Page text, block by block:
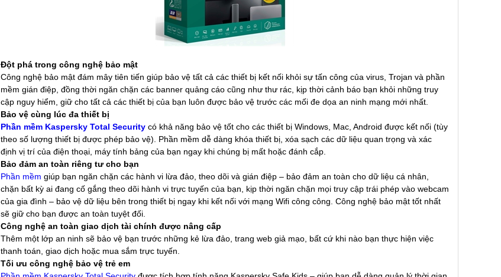
Đột phá trong công nghệ bảo mật
Công nghệ bảo mật đám mây tiên tiến giúp bảo vệ tất cả các thiết bị kết nối khỏi sự tấn công của virus, Trojan và phần
mềm gián điệp, đồng thời ngăn chặn các banner quảng cáo cũng như thư rác, kịp thời cảnh báo bạn khỏi những truy
cập nguy hiểm, giữ cho tất cả các thiết bị của bạn luôn được bảo vệ trước các mối đe dọa an ninh mạng mới nhất.
Bảo vệ cùng lúc đa thiết bị
Phần mềm Kaspersky Total Security có khả năng bảo vệ tốt cho các thiết bị Windows, Mac, Android được kết nối (tùy
theo số lượng thiết bị được phép bảo vệ). Phần mềm dễ dàng khóa thiết bị, xóa sạch các dữ liệu quan trọng và xác
định vị trí của điện thoại, máy tính bảng của bạn ngay khi chúng bị mất hoặc đánh cắp.
Bảo đảm an toàn riêng tư cho bạn
Phần mềm giúp bạn ngăn chặn các hành vi lừa đảo, theo dõi và gián điệp – bảo đảm an toàn cho dữ liệu cá nhân,
chặn bất kỳ ai đang cố gắng theo dõi hành vi trực tuyến của bạn, kịp thời ngăn chặn mọi truy cập trái phép vào webcam
của gia đình – bảo vệ dữ liệu bên trong thiết bị ngay khi kết nối với mạng Wifi công công. Công nghệ bảo mật tốt nhất
sẽ giữ cho bạn được an toàn tuyệt đối.
Công nghệ an toàn giao dịch tài chính được nâng cấp
Thêm một lớp an ninh sẽ bảo vệ bạn trước những kẻ lừa đảo, trang web giả mạo, bất cứ khi nào bạn thực hiện việc
thanh toán, giao dịch hoặc mua sắm trực tuyến.
Tối ưu công nghệ bảo vệ trẻ em